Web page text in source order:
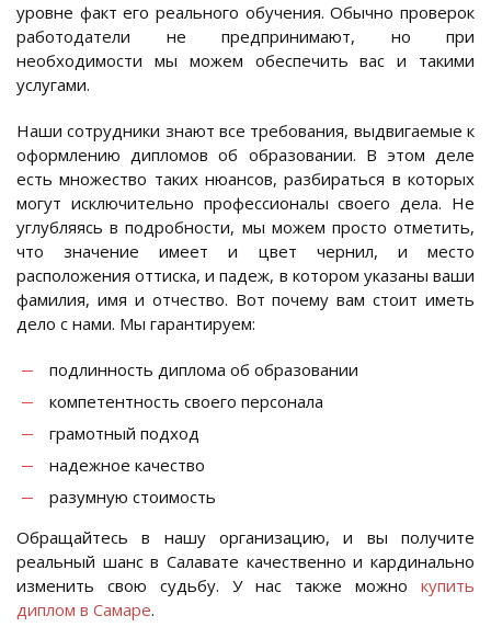
уровне факт его реального обучения. Обычно проверок
работодатели не предпринимают, но при
необходимости мы можем обеспечить вас и такими
услугами.
Наши сотрудники знают все требования, выдвигаемые к
оформлению дипломов об образовании. В этом деле
есть множество таких нюансов, разбираться в которых
могут исключительно профессионалы своего дела. Не
углубляясь в подробности, мы можем просто отметить,
что значение имеет и цвет чернил, и место
расположения оттиска, и падеж, в котором указаны ваши
фамилия, имя и отчество. Вот почему вам стоит иметь
дело с нами. Мы гарантируем:
подлинность диплома об образовании
компетентность своего персонала
грамотный подход
надежное качество
разумную стоимость
Обращайтесь в нашу организацию, и вы получите
реальный шанс в Салавате качественно и кардинально
изменить свою судьбу. У нас также можно купить
диплом в Самаре.